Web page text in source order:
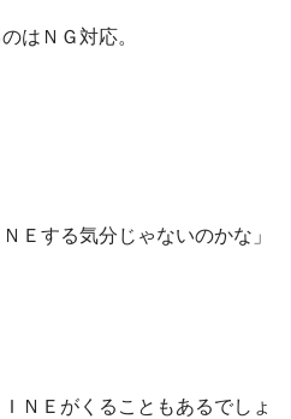
はＮＧ対応。
Ｅする気分じゃないのかな」
ＮＥがくることもあるでしょ